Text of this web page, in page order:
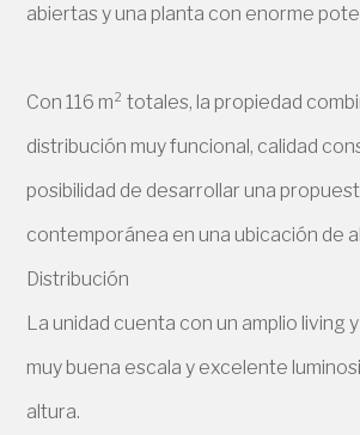
abiertas y una planta con enorme
Con 116 m² totales, la propiedad
distribución muy funcional, calidad
posibilidad de desarrollar una
contemporánea en una ubicación de
Distribución
La unidad cuenta con un amplio living
muy buena escala y excelente
altura.